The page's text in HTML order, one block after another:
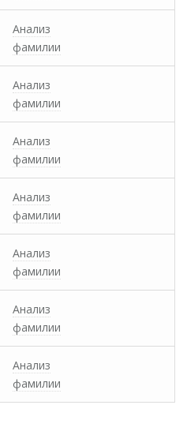
Анализ
фамилии
Анализ
фамилии
Анализ
фамилии
Анализ
фамилии
Анализ
фамилии
Анализ
фамилии
Анализ
фамилии